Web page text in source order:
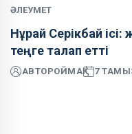
ӘЛЕУМЕТ
Нұрай Серікбай
теңге талап етті
АВТОРОЙМАҚ 7